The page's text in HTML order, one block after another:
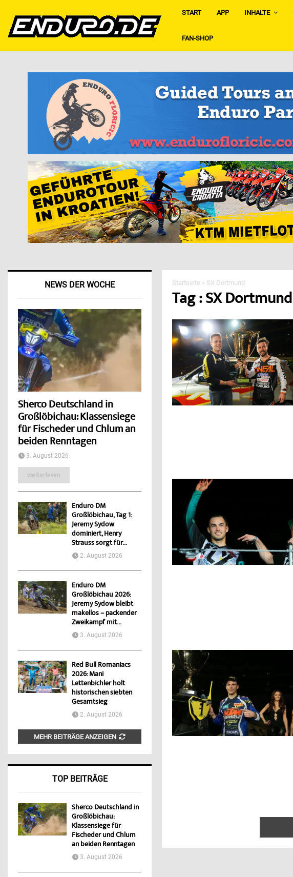
START APP INHALTE
FAN-SHOP
Startseite » SX Dortmund
Tag : SX Dortmund
NEWS DER WOCHE
Sherco Deutschland in
Großlöbichau: Klassensiege
für Fischeder und Chlum an
beiden Renntagen
3. August 2026
weiterlesen
Enduro DM
Großlöbichau, Tag 1:
Jeremy Sydow
dominiert, Henry
Strauss sorgt für...
2. August 2026
Enduro DM
Großlöbichau 2026:
Jeremy Sydow bleibt
makellos – packender
Zweikampf mit...
3. August 2026
Red Bull Romaniacs
2026: Mani
Lettenbichler holt
historischen siebten
Gesamtsieg
2. August 2026
MEHR BEITRÄGE ANZEIGEN
TOP BEITRÄGE
Sherco Deutschland in
Großlöbichau:
Klassensiege für
Fischeder und Chlum
an beiden Renntagen
3. August 2026